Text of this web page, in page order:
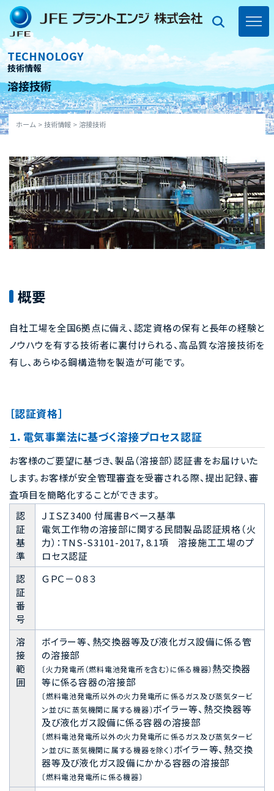
Skip
content
toggle
TECHNOLOGY
技術情報
溶接技術
ホーム >技術情報 > 溶接技術
概要
自社工場を全国6拠点に備え、認定資格の保有と長年の経験と
ノウハウを有する技術者に裏付けられる、高品質な溶接技術を
有し、あらゆる鋼構造物を製造が可能です。
［認証資格］
１．電気事業法に基づく溶接プロセス認証
お客様のご要望に基づき、製品（溶接部）認証書をお届けいた
します。お客様が安全管理審査を受審される際、提出記録、審
査項目を簡略化することができます。
認
証
基
準
ＪＩＳＺ3400 付属書Bベース基準
電気工作物の溶接部に関する民間製品認証規格（火
力）：TNS-S3101-2017，8.1項 溶接施工工場のプ
ロセス認証
認
証
番
号
ＧＰＣ－０８３
溶
接
範
囲
ボイラー等、熱交換器等及び液化ガス設備に係る管
の溶接部
〔火力発電所（燃料電池発電所を含む）に係る機器〕 熱交換器
等に係る容器の溶接部
〔燃料電池発電所以外の火力発電所に係るガス及び蒸気タービ
ン並びに蒸気機関に属する機器〕ボイラー等、熱交換器等
及び液化ガス設備に係る容器の溶接部
〔燃料電池発電所以外の火力発電所に係るガス及び蒸気タービ
ン並びに蒸気機関に属する機器を除く〕 ボイラー等、熱交換
器等及び液化ガス設備にかかる容器の溶接部
〔燃料電池発電所に係る機器〕